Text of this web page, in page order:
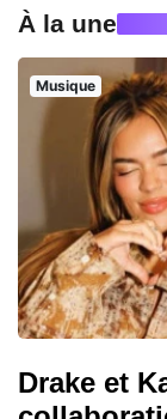
À la une
Musique
Drake et